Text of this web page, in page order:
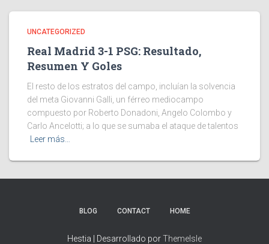
UNCATEGORIZED
Real Madrid 3-1 PSG: Resultado,
Resumen Y Goles
El resto de los estratos del campo, incluían la solvencia
del meta Giovanni Galli, un férreo mediocampo
compuesto por Roberto Donadoni, Angelo Colombo y
Carlo Ancelotti; a lo que se sumaba el ataque de talentos
Leer más…
BLOG CONTACT HOME
Hestia | Desarrollado porThemeIsle